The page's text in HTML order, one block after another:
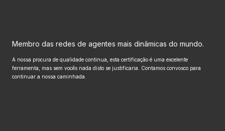
Membro das redes de agentes mais dinâmicas do mundo.
A nossa procura de qualidade continua, esta certificação é uma excelente
ferramenta, mas sem vocês nada disto se justificaria. Contamos convosco para
continuar a nossa caminhada.